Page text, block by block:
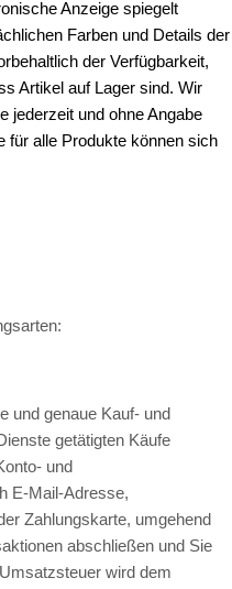
Anzeige spiegelt
Farben und Details der
der Verfügbarkeit,
Artikel auf Lager sind. Wir
jederzeit und ohne Angabe
für alle Produkte können sich
und genaue Kauf- und
getätigten Käufe
und
E-Mail-Adresse,
Zahlungskarte, umgehend
abschließen und Sie
wird dem